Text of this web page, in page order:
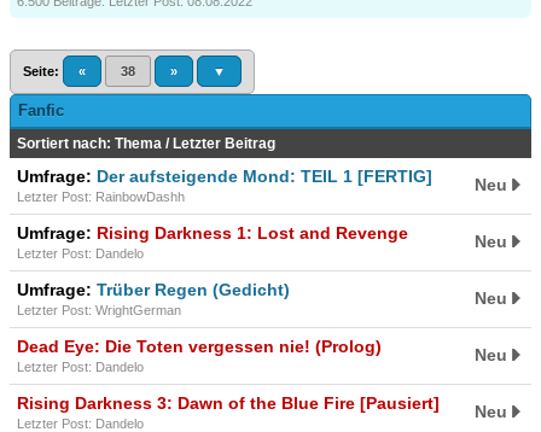
Seite: « 38 » ▼
Fanfic
Sortiert nach: Thema / Letzter Beitrag
Umfrage: Der aufsteigende Mond: TEIL 1 [FERTIG]
Letzter Post: RainbowDashh
Neu
Umfrage: Rising Darkness 1: Lost and Revenge
Letzter Post: Dandelo
Neu
Umfrage: Trüber Regen (Gedicht)
Letzter Post: WrightGerman
Neu
Dead Eye: Die Toten vergessen nie! (Prolog)
Letzter Post: Dandelo
Neu
Rising Darkness 3: Dawn of the Blue Fire [Pausiert]
Letzter Post: Dandelo
Neu